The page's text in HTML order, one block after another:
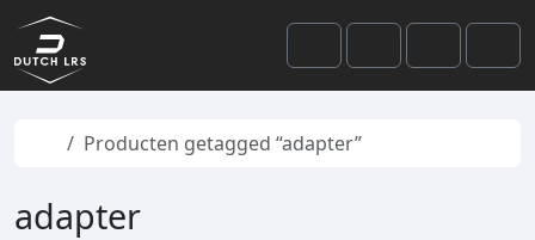
Skip to content
Skip to footer
SearchAccount
Cart
Home
Producten getagged “adapter”
adapter